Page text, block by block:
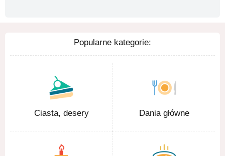
Popularne kategorie:
Ciasta, desery Dania główne